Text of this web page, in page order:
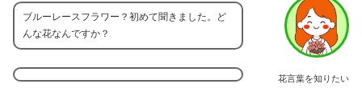
花言葉を知りたい
ブルーレースフラワー？初めて聞きました。ど
んな花なんですか？